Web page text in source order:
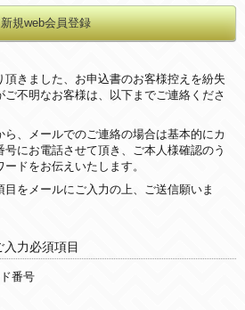
きました、お申込書のお客様控えを紛失
不明なお客様は、以下までご連絡くださ
、メールでのご連絡の場合は基本的にカ
にお電話させて頂き、ご本人様確認のう
ドをお伝えいたします。
をメールにご入力の上、ご送信願いま
力必須項目
番号